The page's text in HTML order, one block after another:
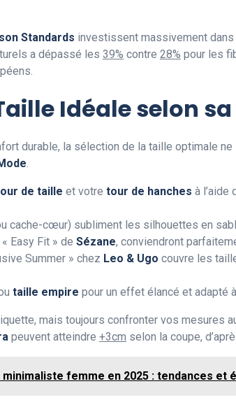
Standards investissent massivement
a dépassé les 39% contre 28% pour les
Idéale selon
durable, la sélection de la taille optimale
.
de taille et votre tour de hanches à l’aide
cache-cœur) subliment les silhouettes en
Easy Fit » de Sézane, conviendront
Summer » chez Leo & Ugo couvre les
taille empire pour un effet élancé et adapté
mais toujours confronter vos mesures
peuvent atteindre +3cm selon la coupe,
minimaliste femme en 2025 : tendances et